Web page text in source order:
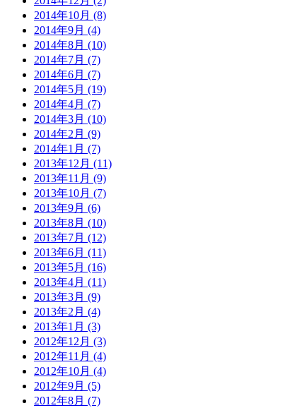
2014年10月 (8)
2014年9月 (4)
2014年8月 (10)
2014年7月 (7)
2014年6月 (7)
2014年5月 (19)
2014年4月 (7)
2014年3月 (10)
2014年2月 (9)
2014年1月 (7)
2013年12月 (11)
2013年11月 (9)
2013年10月 (7)
2013年9月 (6)
2013年8月 (10)
2013年7月 (12)
2013年6月 (11)
2013年5月 (16)
2013年4月 (11)
2013年3月 (9)
2013年2月 (4)
2013年1月 (3)
2012年12月 (3)
2012年11月 (4)
2012年10月 (4)
2012年9月 (5)
2012年8月 (7)